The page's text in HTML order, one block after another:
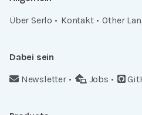
Über Serlo
Kontakt Other
Dabei sein
Newsletter
Jobs